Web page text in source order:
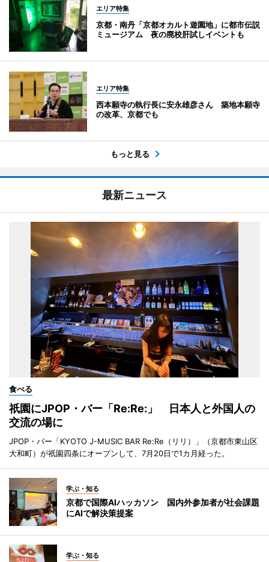
エリア特集
京都・南丹「京都オカルト遊園地」に都市伝説
ミュージアム 夜の廃校肝試しイベントも
エリア特集
西本願寺の執行長に安永雄彦さん 築地本願寺
の改革、京都でも
もっと見る
最新ニュース
食べる
祇園にJPOP・バー「Re:Re:」 日本人と外国人の
交流の場に
JPOP・バー「KYOTO J-MUSIC BAR Re:Re（リリ）」（京都市東山区
大和町）が祇園四条にオープンして、7月20日で1カ月経った。
学ぶ・知る
京都で国際AIハッカソン 国内外参加者が社会課題
にAIで解決策提案
学ぶ・知る